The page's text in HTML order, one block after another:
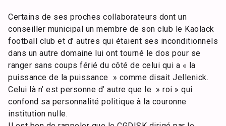
Certains de ses proches collaborateurs dont un
conseiller municipal un membre de son club le Kaolack
football club et d’ autres qui étaient ses inconditionnels
dans un autre domaine lui ont tourné le dos pour se
ranger sans coups férié du côté de celui qui a « la
puissance de la puissance » comme disait Jellenick.
Celui là n’ est personne d’ autre que le » roi » qui
confond sa personnalité politique à la couronne
institution nulle.